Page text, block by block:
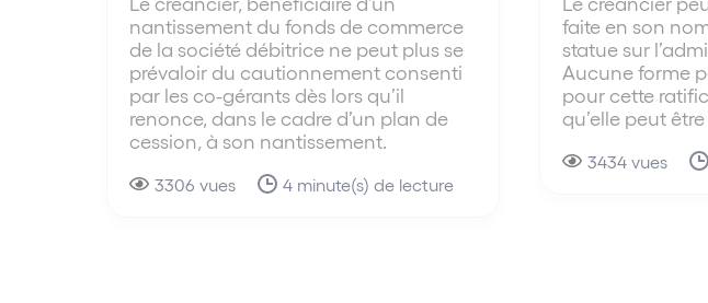
nantissement du fonds de commerce
de la société débitrice ne peut plus se
prévaloir du cautionnement consenti
par les co-gérants dès lors qu’il
renonce, dans le cadre d’un plan de
cession, à son nantissement.
3306 vues 4 minute(s) de lecture
faite en son
statue sur
Aucune forme
pour cette
qu’elle peut
3434 vues